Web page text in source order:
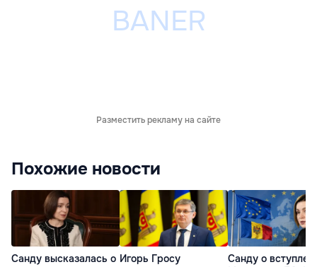
Разместить рекламу на сайте
Похожие новости
Санду высказалась о Игорь Гросу
Санду о